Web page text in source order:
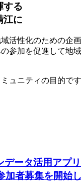
する
江に
活性化のための企画
参加を促進して地
ュニティの目的です
データ活用アプ
加者募集を開始